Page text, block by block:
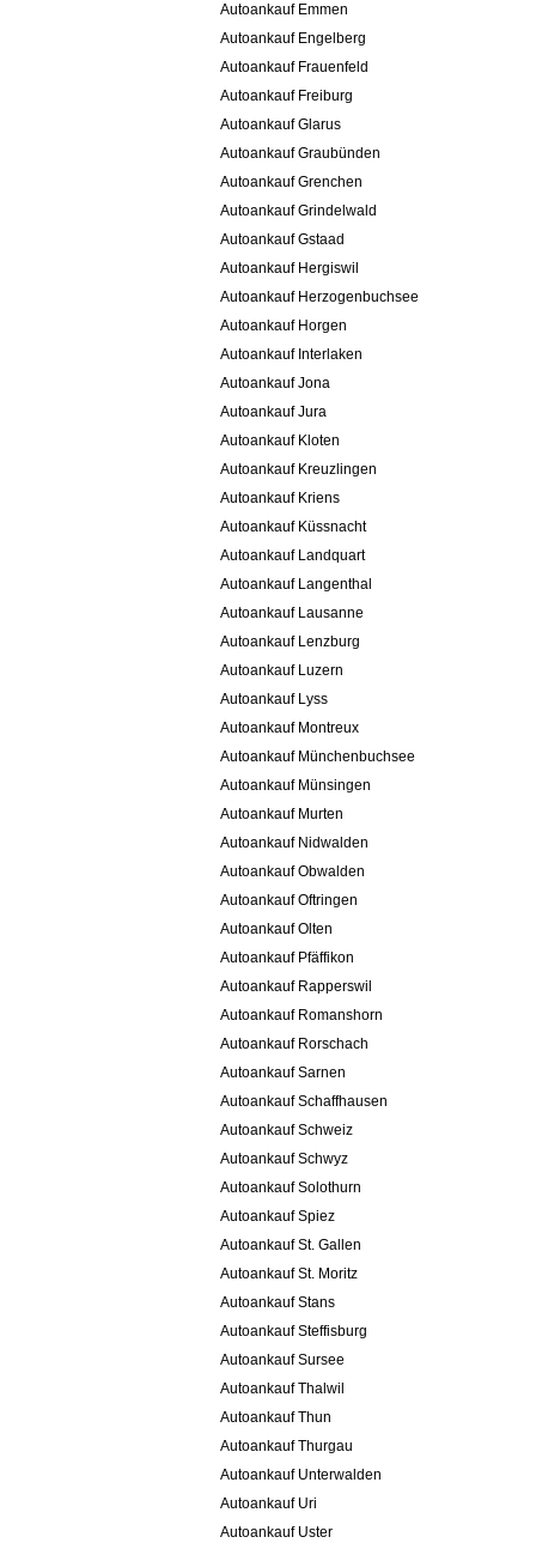
Autoankauf Emmen
Autoankauf Engelberg
Autoankauf Frauenfeld
Autoankauf Freiburg
Autoankauf Glarus
Autoankauf Graubünden
Autoankauf Grenchen
Autoankauf Grindelwald
Autoankauf Gstaad
Autoankauf Hergiswil
Autoankauf Herzogenbuchsee
Autoankauf Horgen
Autoankauf Interlaken
Autoankauf Jona
Autoankauf Jura
Autoankauf Kloten
Autoankauf Kreuzlingen
Autoankauf Kriens
Autoankauf Küssnacht
Autoankauf Landquart
Autoankauf Langenthal
Autoankauf Lausanne
Autoankauf Lenzburg
Autoankauf Luzern
Autoankauf Lyss
Autoankauf Montreux
Autoankauf Münchenbuchsee
Autoankauf Münsingen
Autoankauf Murten
Autoankauf Nidwalden
Autoankauf Obwalden
Autoankauf Oftringen
Autoankauf Olten
Autoankauf Pfäffikon
Autoankauf Rapperswil
Autoankauf Romanshorn
Autoankauf Rorschach
Autoankauf Sarnen
Autoankauf Schaffhausen
Autoankauf Schweiz
Autoankauf Schwyz
Autoankauf Solothurn
Autoankauf Spiez
Autoankauf St. Gallen
Autoankauf St. Moritz
Autoankauf Stans
Autoankauf Steffisburg
Autoankauf Sursee
Autoankauf Thalwil
Autoankauf Thun
Autoankauf Thurgau
Autoankauf Unterwalden
Autoankauf Uri
Autoankauf Uster